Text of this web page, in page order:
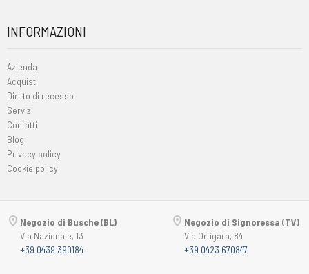
INFORMAZIONI
Azienda
Acquisti
Diritto di recesso
Servizi
Contatti
Blog
Privacy policy
Cookie policy
Negozio di Busche (BL)
Via Nazionale, 13
+39 0439 390184
Negozio di Signoressa (TV)
Via Ortigara, 84
+39 0423 670847